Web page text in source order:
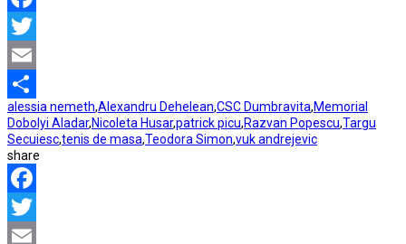
Facebook
Twitter
Email
Partajează
alessia nemeth,Alexandru Dehelean,CSC Dumbravita,Memorial
Dobolyi Aladar,Nicoleta Husar,patrick picu,Razvan Popescu,Targu
Secuiesc,tenis de masa,Teodora Simon,vuk andrejevic
share
Facebook
Twitter